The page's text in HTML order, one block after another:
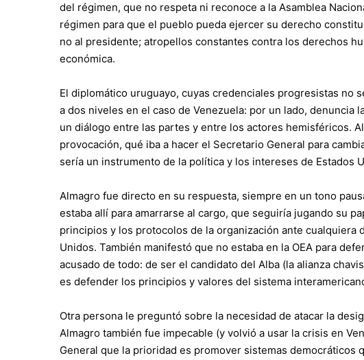
del régimen, que no respeta ni reconoce a la Asamblea
régimen para que el pueblo pueda ejercer su derecho
no al presidente; atropellos constantes contra los derechos
económica.
El diplomático uruguayo, cuyas credenciales progresistas no
a dos niveles en el caso de Venezuela: por un lado, denuncia
un diálogo entre las partes y entre los actores hemisféricos.
provocación, qué iba a hacer el Secretario General para
sería un instrumento de la política y los intereses de Estados
Almagro fue directo en su respuesta, siempre en un tono
estaba allí para amarrarse al cargo, que seguiría jugando su
principios y los protocolos de la organización ante cualquiera
Unidos. También manifestó que no estaba en la OEA para
acusado de todo: de ser el candidato del Alba (la alianza
es defender los principios y valores del sistema
Otra persona le preguntó sobre la necesidad de atacar la
Almagro también fue impecable (y volvió a usar la crisis en
General que la prioridad es promover sistemas democráticos